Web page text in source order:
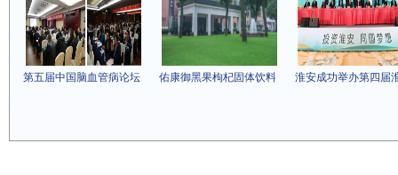
第五届中国脑血管病论坛 佑康御黑果枸杞固体饮料 淮安成功举办第四届